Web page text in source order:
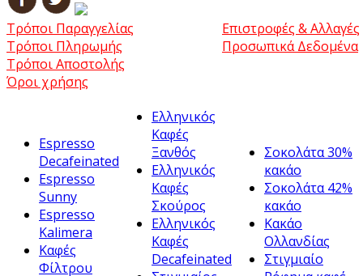
Τρόποι Παραγγελίας
Τρόποι Πληρωμής
Τρόποι Αποστολής
Όροι χρήσης
Επιστροφές & Αλλαγές
Προσωπικά Δεδομένα
Espresso
Decafeinated
Espresso
Sunny
Espresso
Kalimera
Καφές
Φίλτρου
Ελληνικός
Καφές
Ξανθός
Ελληνικός
Καφές
Σκούρος
Ελληνικός
Καφές
Decafeinated
Σοκολάτα 30%
κακάο
Σοκολάτα 42%
κακάο
Κακάο
Ολλανδίας
Στιγμιαίο